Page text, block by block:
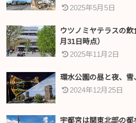
2025年5月5日
ウツノミヤテラスの
月31日時点）
2025年11月2日
環水公園の昼と夜、雪
2024年12月25日
宇都宮は関東北部の都